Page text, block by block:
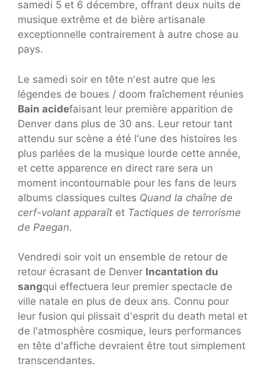
samedi 5 et 6 décembre, offrant deux nuits de
musique extrême et de bière artisanale
exceptionnelle contrairement à autre chose au
pays.
Le samedi soir en tête n'est autre que les
légendes de boues / doom fraîchement réunies
Bain acidefaisant leur première apparition de
Denver dans plus de 30 ans. Leur retour tant
attendu sur scène a été l'une des histoires les
plus parlées de la musique lourde cette année,
et cette apparence en direct rare sera un
moment incontournable pour les fans de leurs
albums classiques cultes Quand la chaîne de
cerf-volant apparaît et Tactiques de terrorisme
de Paegan.
Vendredi soir voit un ensemble de retour de
retour écrasant de Denver Incantation du
sangqui effectuera leur premier spectacle de
ville natale en plus de deux ans. Connu pour
leur fusion qui plissait d'esprit du death metal et
de l'atmosphère cosmique, leurs performances
en tête d'affiche devraient être tout simplement
transcendantes.